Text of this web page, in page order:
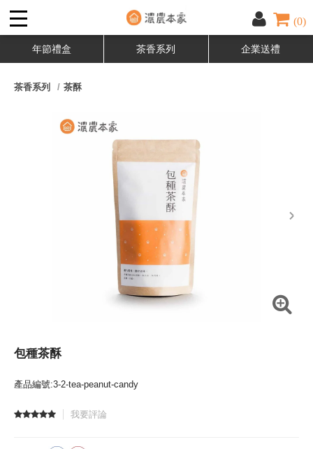
(0)
年節禮盒 茶香系列 企業送禮
茶香系列 茶酥
next
包種茶酥
產品編號:3-2-tea-peanut-candy
我要評論